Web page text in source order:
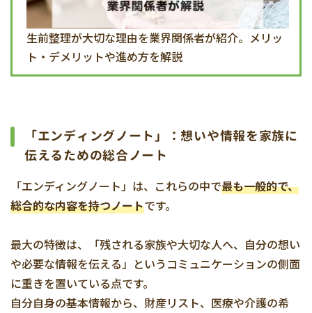
生前整理が大切な理由を業界関係者が紹介。メリッ
ト・デメリットや進め方を解説
「エンディングノート」：想いや情報を家族に
伝えるための総合ノート
「エンディングノート」は、これらの中で最も一般的で、
総合的な内容を持つノートです。
最大の特徴は、「残される家族や大切な人へ、自分の想い
や必要な情報を伝える」というコミュニケーションの側面
に重きを置いている点です。
自分自身の基本情報から、財産リスト、医療や介護の希